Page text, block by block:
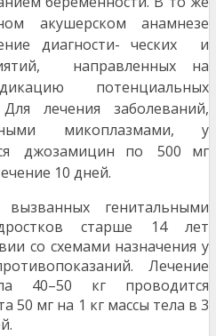
акушерском анамнезе
диагности- ческих и
направленных на
потенциальных
лечения заболеваний,
микоплазмами, у
джозамицин по 500 мг
10 дней.
генитальными
старше 14 лет
со схемами назначения у
Лечение
40–50 кг проводится
50 мг на 1 кг массы тела в 3